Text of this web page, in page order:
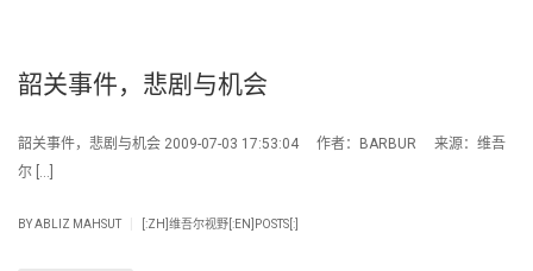
韶关事件，悲剧与机会
韶关事件，悲剧与机会 2009-07-03 17:53:04 作者：BARBUR 来源：维吾
尔 […]
BYABLIZ MAHSUT [:ZH]维吾尔视野[:EN]POSTS[:]